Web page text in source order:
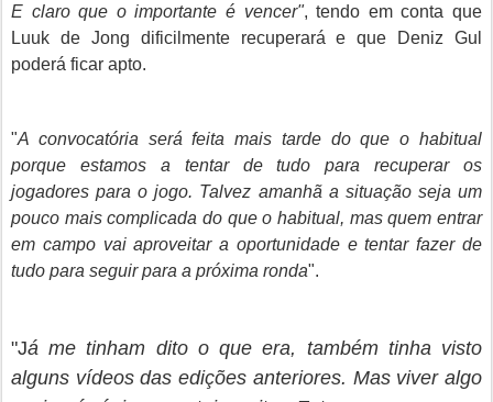
E claro que o importante é vencer", tendo em conta que
Luuk de Jong dificilmente recuperará e que Deniz Gul
poderá ficar apto.
"A convocatória será feita mais tarde do que o habitual
porque estamos a tentar de tudo para recuperar os
jogadores para o jogo. Talvez amanhã a situação seja um
pouco mais complicada do que o habitual, mas quem entrar
em campo vai aproveitar a oportunidade e tentar fazer de
tudo para seguir para a próxima ronda".
"Já me tinham dito o que era, também tinha visto
alguns vídeos das edições anteriores. Mas viver algo